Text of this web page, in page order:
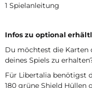
1 Spielanleitung
Infos zu optional
Du möchtest die Karten
deines Spiels zu
Für Libertalia benötigst
180 grüne Shield Hüllen